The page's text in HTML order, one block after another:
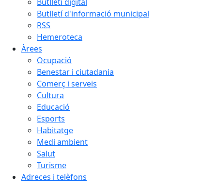
Butlletí d'informació municipal
RSS
Hemeroteca
Àrees
Ocupació
Benestar i ciutadania
Comerç i serveis
Cultura
Educació
Esports
Habitatge
Medi ambient
Salut
Turisme
Adreces i telèfons